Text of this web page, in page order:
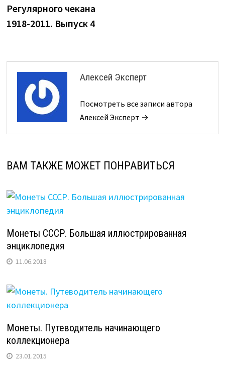
Регулярного чекана
1918-2011. Выпуск 4
Алексей Эксперт
Посмотреть все записи автора
Алексей Эксперт →
ВАМ ТАКЖЕ МОЖЕТ ПОНРАВИТЬСЯ
Монеты СССР. Большая иллюстрированная
энциклопедия
11.06.2018
Монеты. Путеводитель начинающего
коллекционера
23.01.2015